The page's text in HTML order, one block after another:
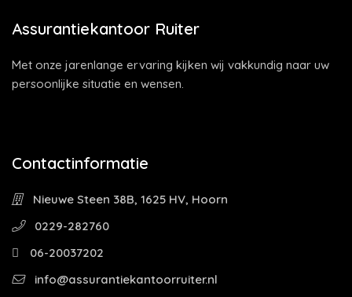
Assurantiekantoor Ruiter
Met onze jarenlange ervaring kijken wij vakkundig naar uw
persoonlijke situatie en wensen.
Contactinformatie
Nieuwe Steen 38B, 1625 HV, Hoorn
0229-282760
06-20037202
info@assurantiekantoorruiter.nl